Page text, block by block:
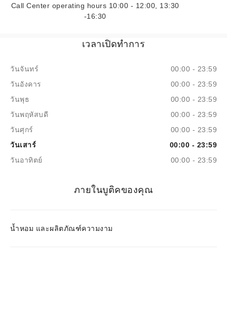
Call Center operating hours 10:00 - 12:00, 13:30
-16:30
เวลาเปิดทำการ
วันจันทร์
00:00 - 23:59
วันอังคาร
00:00 - 23:59
วันพุธ
00:00 - 23:59
วันพฤหัสบดี
00:00 - 23:59
วันศุกร์
00:00 - 23:59
วันเสาร์
00:00 - 23:59
วันอาทิตย์
00:00 - 23:59
ภายในบูติคของคุณ
น้ำหอม และผลิตภัณฑ์ความงาม